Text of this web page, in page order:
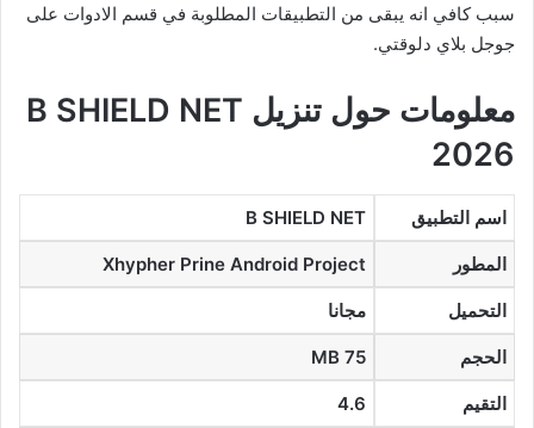
سبب كافي انه يبقى من التطبيقات المطلوبة في قسم الادوات على
جوجل بلاي دلوقتي.
معلومات حول تنزيل B SHIELD NET
2026
اسم التطبيق B SHIELD NET
المطور Xhypher Prine Android Project
التحميل مجانا
الحجم 75 MB
التقيم 4.6